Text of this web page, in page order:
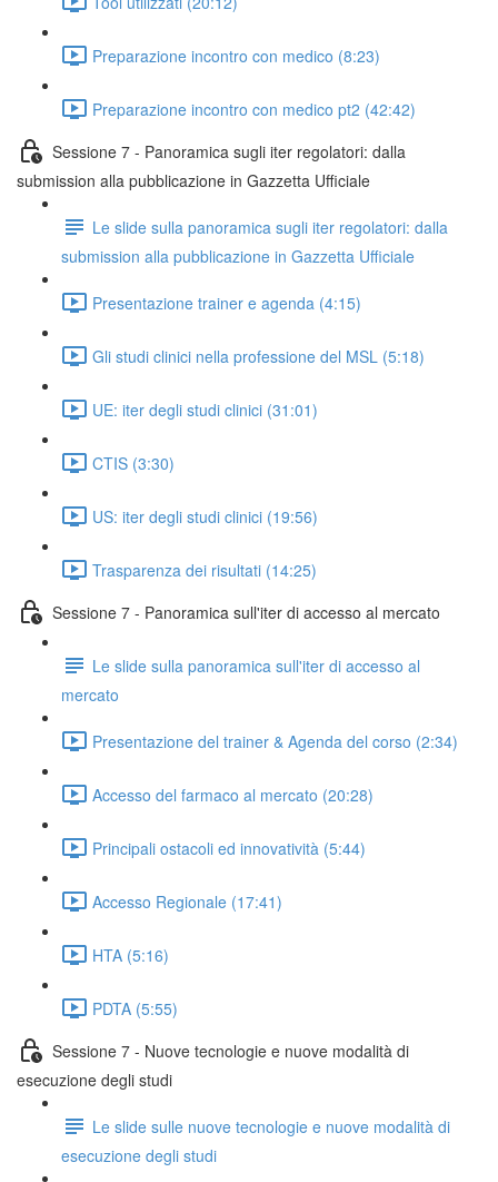
Preparazione incontro con medico (8:23)
Preparazione incontro con medico pt2 (42:42)
Sessione 7 - Panoramica sugli iter regolatori: dalla
submission alla pubblicazione in Gazzetta Ufficiale
Le slide sulla panoramica sugli iter regolatori: dalla
submission alla pubblicazione in Gazzetta Ufficiale
Presentazione trainer e agenda (4:15)
Gli studi clinici nella professione del MSL (5:18)
UE: iter degli studi clinici (31:01)
CTIS (3:30)
US: iter degli studi clinici (19:56)
Trasparenza dei risultati (14:25)
Sessione 7 - Panoramica sull'iter di accesso al mercato
Le slide sulla panoramica sull'iter di accesso al
mercato
Presentazione del trainer & Agenda del corso (2:34)
Accesso del farmaco al mercato (20:28)
Principali ostacoli ed innovatività (5:44)
Accesso Regionale (17:41)
HTA (5:16)
PDTA (5:55)
Sessione 7 - Nuove tecnologie e nuove modalità di
esecuzione degli studi
Le slide sulle nuove tecnologie e nuove modalità di
esecuzione degli studi